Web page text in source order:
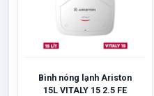
Bình nóng lạnh Ariston
15L VITALY 15 2.5 FE